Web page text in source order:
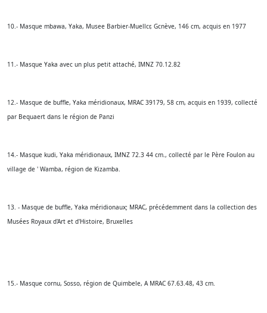
10.- Masque mbawa, Yaka, Musee Barbier-Muellcr, Gcnève, 146 cm, acquis en 1977
11.- Masque Yaka avec un plus petit attaché, IMNZ 70.12.82
12.- Masque de buffle, Yaka méridionaux, MRAC 39179, 58 cm, acquis en 1939, collecté
par Bequaert dans le région de Panzi
14.- Masque kudi, Yaka méridionaux, IMNZ 72.3 44 cm., collecté par le Père Foulon au
village de ' Wamba, région de Kizamba.
13. - Masque de buffle, Yaka méridionaux; MRAC, précédemment dans la collection des
Musées Royaux d'Art et d'Histoire, Bruxelles
15.- Masque cornu, Sosso, région de Quimbele, A MRAC 67.63.48, 43 cm.